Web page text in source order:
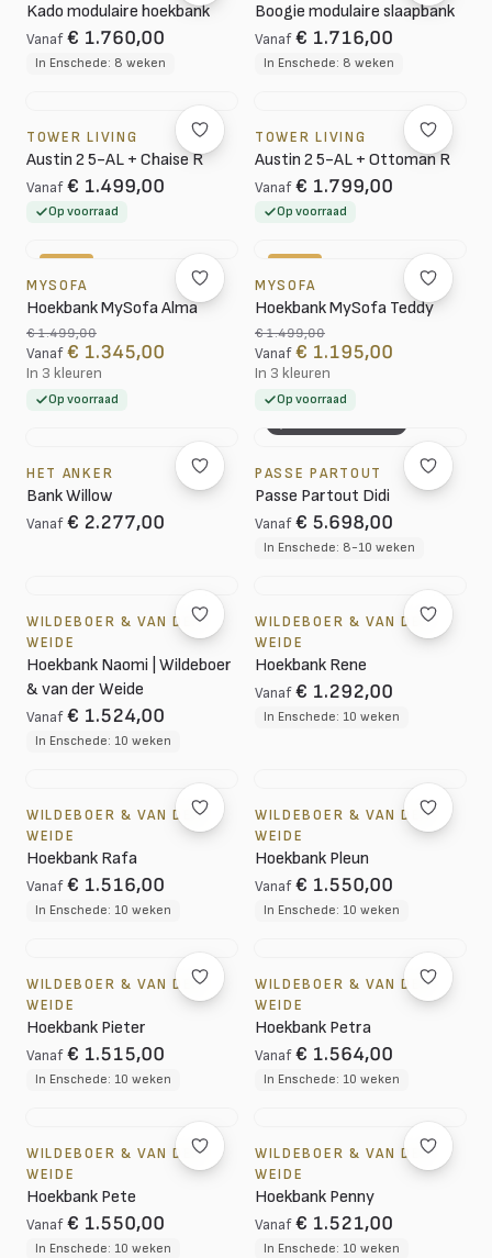
Kado modulaire hoekbank
Vanaf € 1.760,00
In Enschede: 8 weken
Boogie modulaire slaapbank
Vanaf € 1.716,00
In Enschede: 8 weken
TOWER LIVING
Austin 2 5-AL + Chaise R
Vanaf € 1.499,00
Op voorraad
TOWER LIVING
Austin 2 5-AL + Ottoman R
Vanaf € 1.799,00
Op voorraad
MYSOFA
Hoekbank MySofa Alma
€ 1.499,00
Vanaf € 1.345,00
In 3 kleuren
Op voorraad
MYSOFA
Hoekbank MySofa Teddy
€ 1.499,00
Vanaf € 1.195,00
In 3 kleuren
Op voorraad
HET ANKER
Bank Willow
Vanaf € 2.277,00
PASSE PARTOUT
Passe Partout Didi
Vanaf € 5.698,00
In Enschede: 8-10 weken
WILDEBOER & VAN DER
WEIDE
Hoekbank Naomi | Wildeboer
& van der Weide
Vanaf € 1.524,00
In Enschede: 10 weken
WILDEBOER & VAN DER
WEIDE
Hoekbank Rene
Vanaf € 1.292,00
In Enschede: 10 weken
WILDEBOER & VAN DER
WEIDE
Hoekbank Rafa
Vanaf € 1.516,00
In Enschede: 10 weken
WILDEBOER & VAN DER
WEIDE
Hoekbank Pleun
Vanaf € 1.550,00
In Enschede: 10 weken
WILDEBOER & VAN DER
WEIDE
Hoekbank Pieter
Vanaf € 1.515,00
In Enschede: 10 weken
WILDEBOER & VAN DER
WEIDE
Hoekbank Petra
Vanaf € 1.564,00
In Enschede: 10 weken
WILDEBOER & VAN DER
WEIDE
Hoekbank Pete
Vanaf € 1.550,00
In Enschede: 10 weken
WILDEBOER & VAN DER
WEIDE
Hoekbank Penny
Vanaf € 1.521,00
In Enschede: 10 weken